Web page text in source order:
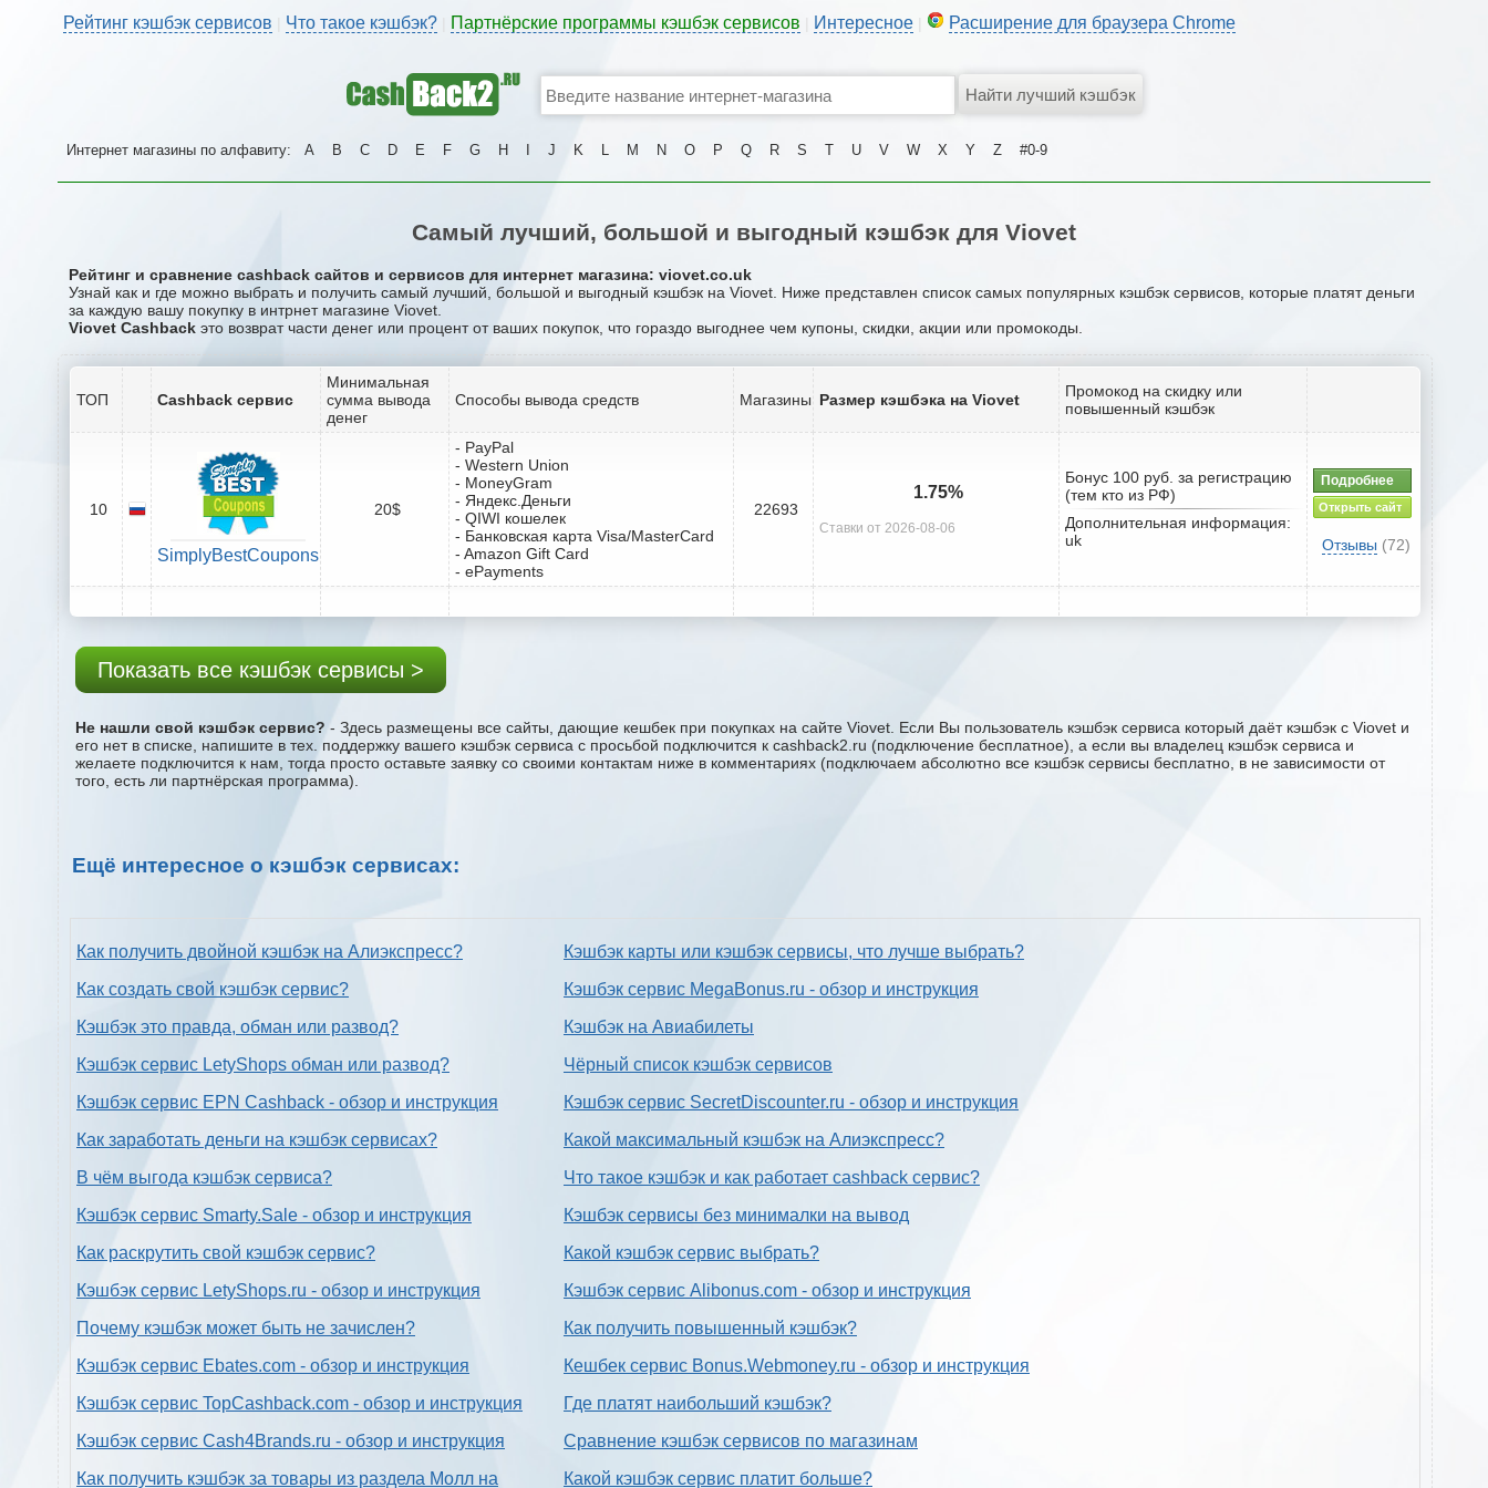
Рейтинг кэшбэк сервисов Что такое кэшбэк? Партнёрские программы кэшбэк сервисов Интересное Расширение для браузера Chrome
Интернет магазины по алфавиту: A B C D E F G H J K L M N O P Q R S T U V W X Y Z #0-9
Самый лучший, большой и выгодный кэшбэк для Viovet
Рейтинг и сравнение cashback сайтов и сервисов для интернет магазина: viovet.co.uk
Узнай как и где можно выбрать и получить самый лучший, большой и выгодный кэшбэк на Viovet. Ниже представлен список самых популярных кэшбэк сервисов, которые платят деньги
за каждую вашу покупку в интрнет магазине Viovet.
Viovet Cashback это возврат части денег или процент от ваших покупок, что гораздо выгоднее чем купоны, скидки, акции или промокоды.
ТОП Cashback сервис
Минимальная
сумма вывода
денег
Способы вывода средств Магазины Размер кэшбэка на Viovet
Промокод на скидку или
повышенный кэшбэк
10
SimplyBestCoupons
20$
- PayPal
- Western Union
- MoneyGram
- Яндекс.Деньги
- QIWI кошелек
- Банковская карта Visa/MasterCard
- Amazon Gift Card
- ePayments
22693
1.75%
Ставки от 2026-08-06
Бонус 100 руб. за регистрацию
(тем кто из РФ)
Дополнительная информация:
uk
Подробнее
Открыть сайт
Отзывы (72)
Показать все кэшбэк сервисы >
Не нашли свой кэшбэк сервис? - Здесь размещены все сайты, дающие кешбек при покупках на сайте Viovet. Если Вы пользователь кэшбэк сервиса который даёт кэшбэк с Viovet и
его нет в списке, напишите в тех. поддержку вашего кэшбэк сервиса с проcьбой подключится к cashback2.ru (подключение бесплатное), а если вы владелец кэшбэк сервиса и
желаете подключится к нам, тогда просто оставьте заявку со своими контактам ниже в комментариях (подключаем абсолютно все кэшбэк сервисы бесплатно, в не зависимости от
того, есть ли партнёрская программа).
Ещё интересное о кэшбэк сервисах:
Как получить двойной кэшбэк на Алиэкспресс?
Как создать свой кэшбэк сервис?
Кэшбэк это правда, обман или развод?
Кэшбэк сервис LetyShops обман или развод?
Кэшбэк сервис EPN Cashback - обзор и инструкция
Как заработать деньги на кэшбэк сервисах?
В чём выгода кэшбэк сервиса?
Кэшбэк сервис Smarty.Sale - обзор и инструкция
Как раскрутить свой кэшбэк сервис?
Кэшбэк сервис LetyShops.ru - обзор и инструкция
Почему кэшбэк может быть не зачислен?
Кэшбэк сервис Ebates.com - обзор и инструкция
Кэшбэк сервис TopCashback.com - обзор и инструкция
Кэшбэк сервис Cash4Brands.ru - обзор и инструкция
Как получить кэшбэк за товары из раздела Молл на
Кэшбэк карты или кэшбэк сервисы, что лучше выбрать?
Кэшбэк сервис MegaBonus.ru - обзор и инструкция
Кэшбэк на Авиабилеты
Чёрный список кэшбэк сервисов
Кэшбэк сервис SecretDiscounter.ru - обзор и инструкция
Какой максимальный кэшбэк на Алиэкспресс?
Что такое кэшбэк и как работает cashback сервис?
Кэшбэк сервисы без минималки на вывод
Какой кэшбэк сервис выбрать?
Кэшбэк сервис Alibonus.com - обзор и инструкция
Как получить повышенный кэшбэк?
Кешбек сервис Bonus.Webmoney.ru - обзор и инструкция
Где платят наибольший кэшбэк?
Сравнение кэшбэк сервисов по магазинам
Какой кэшбэк сервис платит больше?